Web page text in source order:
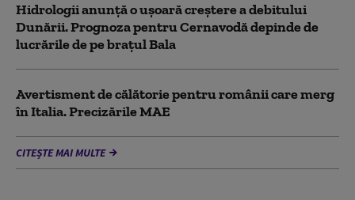
Hidrologii anunță o ușoară creștere a debitului
Dunării. Prognoza pentru Cernavodă depinde de
lucrările de pe brațul Bala
Avertisment de călătorie pentru românii care merg
în Italia. Precizările MAE
CITEȘTE MAI MULTE